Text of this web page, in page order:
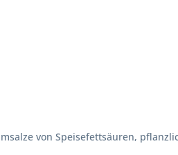
von Speisefettsäuren,